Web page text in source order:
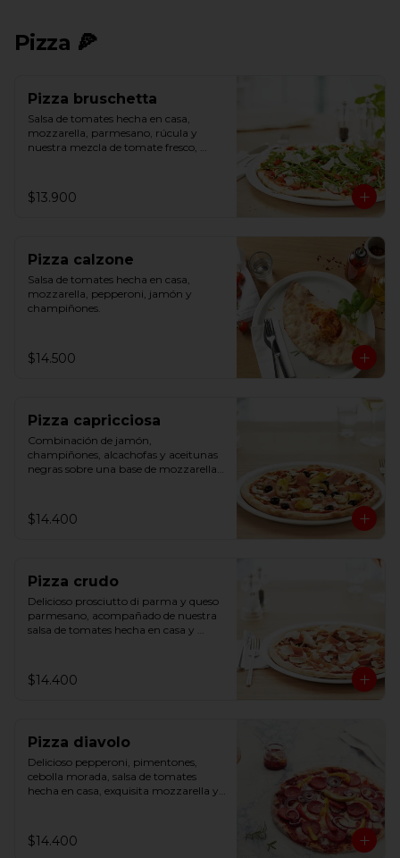
Pizza 🍕
Pizza bruschetta
Salsa de tomates hecha en casa,
mozzarella, parmesano, rúcula y
nuestra mezcla de tomate fresco,
$13.900
Pizza calzone
Salsa de tomates hecha en casa,
mozzarella, pepperoni, jamón y
champiñones.
$14.500
Pizza capricciosa
Combinación de jamón,
champiñones, alcachofas y aceitunas
negras sobre una base de mozzarella y
$14.400
Pizza crudo
Delicioso prosciutto di parma y queso
parmesano, acompañado de nuestra
salsa de tomates hecha en casa y
$14.400
Pizza diavolo
Delicioso pepperoni, pimentones,
cebolla morada, salsa de tomates
hecha en casa, exquisita mozzarella y
$14.400